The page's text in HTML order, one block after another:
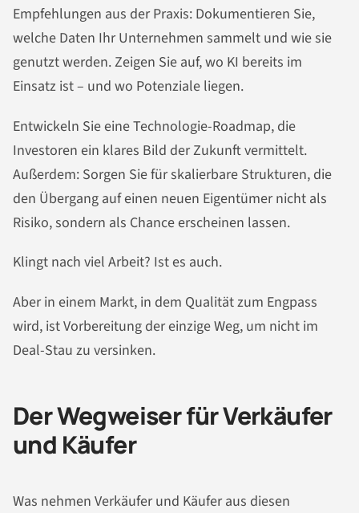
Empfehlungen aus der Praxis: Dokumentieren Sie,
welche Daten Ihr Unternehmen sammelt und wie sie
genutzt werden. Zeigen Sie auf, wo KI bereits im
Einsatz ist – und wo Potenziale liegen.
Entwickeln Sie eine Technologie-Roadmap, die
Investoren ein klares Bild der Zukunft vermittelt.
Außerdem: Sorgen Sie für skalierbare Strukturen, die
den Übergang auf einen neuen Eigentümer nicht als
Risiko, sondern als Chance erscheinen lassen.
Klingt nach viel Arbeit? Ist es auch.
Aber in einem Markt, in dem Qualität zum Engpass
wird, ist Vorbereitung der einzige Weg, um nicht im
Deal-Stau zu versinken.
Der Wegweiser für Verkäufer
und Käufer
Was nehmen Verkäufer und Käufer aus diesen